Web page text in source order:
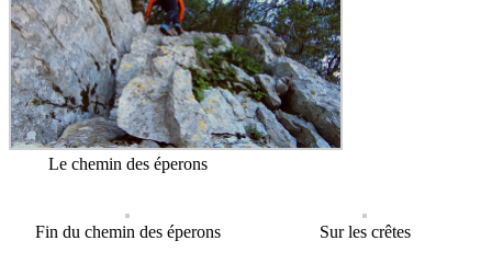
Le chemin des éperons
Fin du chemin des éperons Sur les crêtes